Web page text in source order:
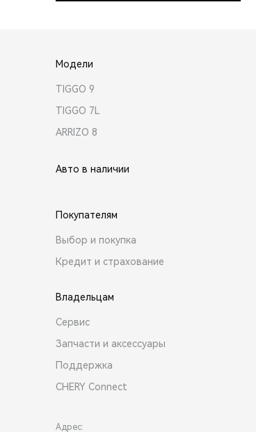
Модели
TIGGO 9
TIGGO 7L
ARRIZO 8
Авто в наличии
Покупателям
Выбор и покупка
Кредит и страхование
Владельцам
Сервис
Запчасти и аксессуары
Поддержка
CHERY Connect
Адрес: